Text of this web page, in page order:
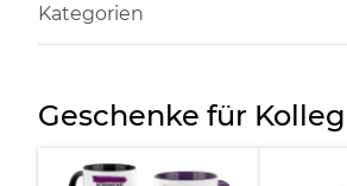
Geschenke für
Kategorien